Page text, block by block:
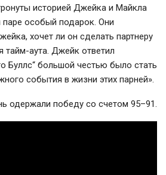
историей Джейка и Майкла
паре особый подарок. Они
хочет ли он сделать партнеру
тайм-аута. Джейк ответил
Буллс“ большой честью было стать
события в жизни этих парней».
одержали победу со счетом 95–91.